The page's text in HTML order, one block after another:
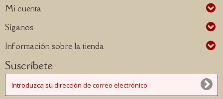
Mi cuenta
Síganos
Información sobre la tienda
Suscríbete